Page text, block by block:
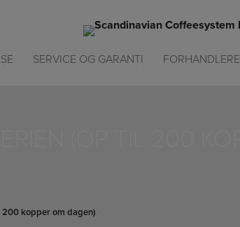
SERVICE OG GARANTI FORHANDLERE
200 kopper om dagen)